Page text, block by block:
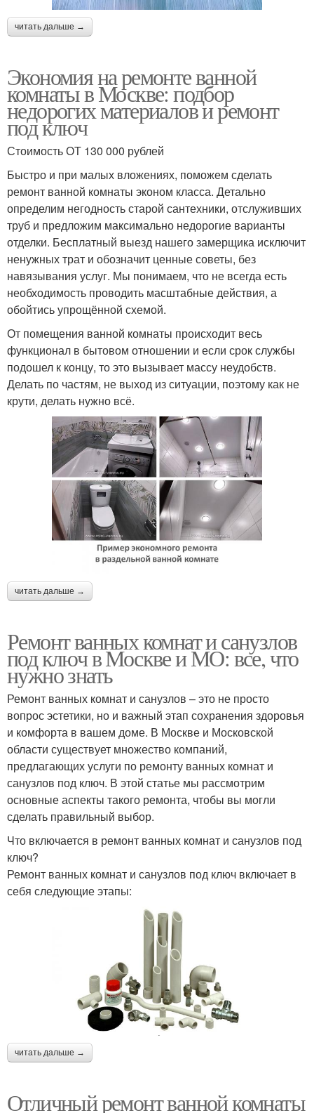
читать дальше →
Экономия на ремонте ванной
комнаты в Москве: подбор
недорогих материалов и ремонт
под ключ
Стоимость ОТ 130 000 рублей
Быстро и при малых вложениях, поможем сделать
ремонт ванной комнаты эконом класса. Детально
определим негодность старой сантехники, отслуживших
труб и предложим максимально недорогие варианты
отделки. Бесплатный выезд нашего замерщика исключит
ненужных трат и обозначит ценные советы, без
навязывания услуг. Мы понимаем, что не всегда есть
необходимость проводить масштабные действия, а
обойтись упрощённой схемой.
От помещения ванной комнаты происходит весь
функционал в бытовом отношении и если срок службы
подошел к концу, то это вызывает массу неудобств.
Делать по частям, не выход из ситуации, поэтому как не
крути, делать нужно всё.
читать дальше →
Ремонт ванных комнат и санузлов
под ключ в Москве и МО: все, что
нужно знать
Ремонт ванных комнат и санузлов – это не просто
вопрос эстетики, но и важный этап сохранения здоровья
и комфорта в вашем доме. В Москве и Московской
области существует множество компаний,
предлагающих услуги по ремонту ванных комнат и
санузлов под ключ. В этой статье мы рассмотрим
основные аспекты такого ремонта, чтобы вы могли
сделать правильный выбор.
Что включается в ремонт ванных комнат и санузлов под
ключ?
Ремонт ванных комнат и санузлов под ключ включает в
себя следующие этапы:
читать дальше →
Отличный ремонт ванной комнаты